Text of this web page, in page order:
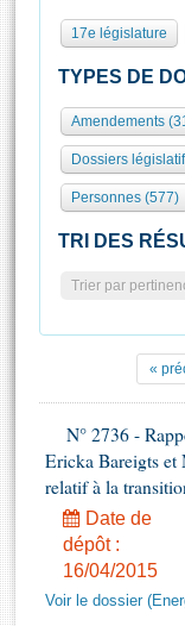
Présidence
577 députés
Groupes
Élections
Séance
Commissions
Europe et
Contrôle et
Congrès
Pétitions
Documents
Propositions de loi
Amendements
Textes adoptés
Rapports
Rapports
Rôle et
Organisation
Présidence
Statistiques
Histoire
Juniors
Anciennes
Liens vers les
Visiter
Visite
Assister à
Accès des
Les
Les archives
Photos libres
17e législature
TYPES DE
Amendements
Dossiers
Personnes (577)
TRI DES
Trier par
«
N° 2736 -
Ericka Bareigts et
relatif à la
Date de
dépôt :
16/04/2015
Voir le dossier